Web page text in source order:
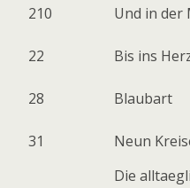
210 Und in der
22 Bis ins
28 Blaubart
31 Neun
Die